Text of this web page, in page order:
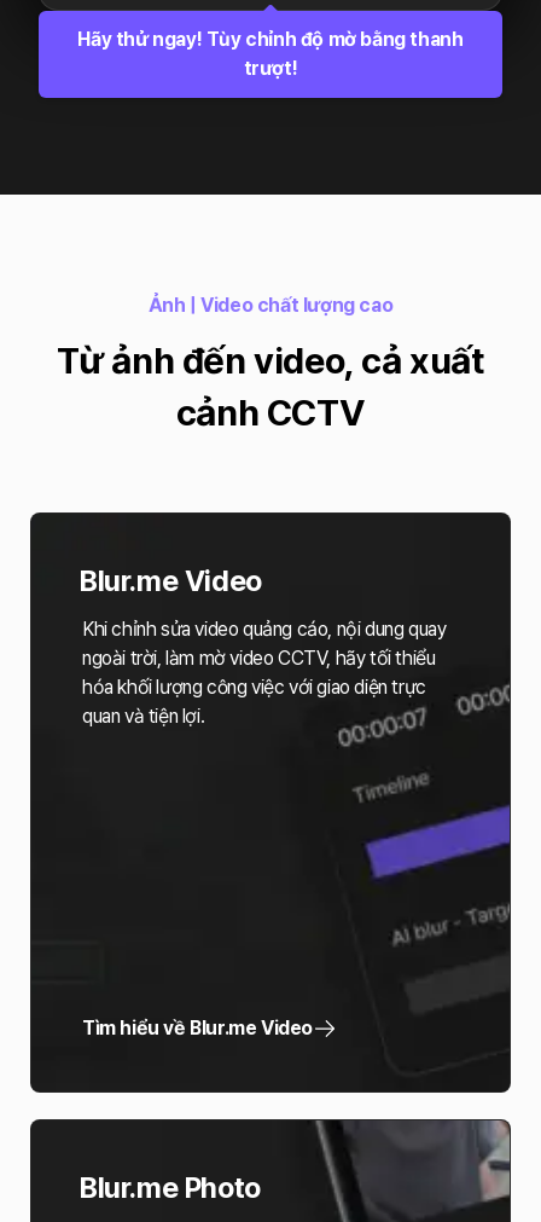
Hãy thử ngay! Tùy chỉnh độ mờ bằng thanh
trượt!
Ảnh | Video chất lượng cao
Từ ảnh đến video, cả xuất
cảnh CCTV
Blur.me Video
Khi chỉnh sửa video quảng cáo, nội dung quay
ngoài trời, làm mờ video CCTV, hãy tối thiểu
hóa khối lượng công việc với giao diện trực
quan và tiện lợi.
Tìm hiểu về Blur.me Video
Blur.me Photo